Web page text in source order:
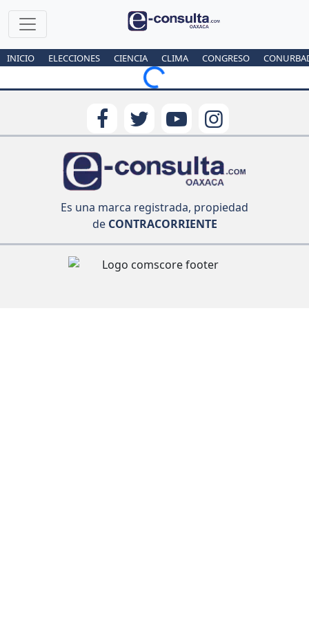
INICIO ELECCIONES CIENCIA CLIMA CONGRESO
Loading...
Es una marca registrada, propiedad
deCONTRACORRIENTE